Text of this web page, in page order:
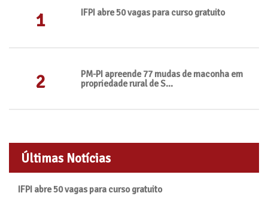
1 IFPI abre 50 vagas para curso gratuito
2
PM-PI apreende 77 mudas de maconha em
propriedade rural de S...
Últimas Notícias
IFPI abre 50 vagas para curso gratuito